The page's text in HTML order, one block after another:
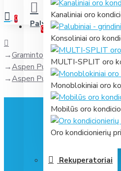
PalygintiPrekių
0
Kanaliniai oro
Konsoliniai oro
MULTI-SPLIT oro
Monoblokiniai oro
Mobilūs oro
Oro kondicionierių
Rekuperatoriai
0
Gramintojas
Aspen Pumps (Jungtinė
Aspen Pumps kondensato